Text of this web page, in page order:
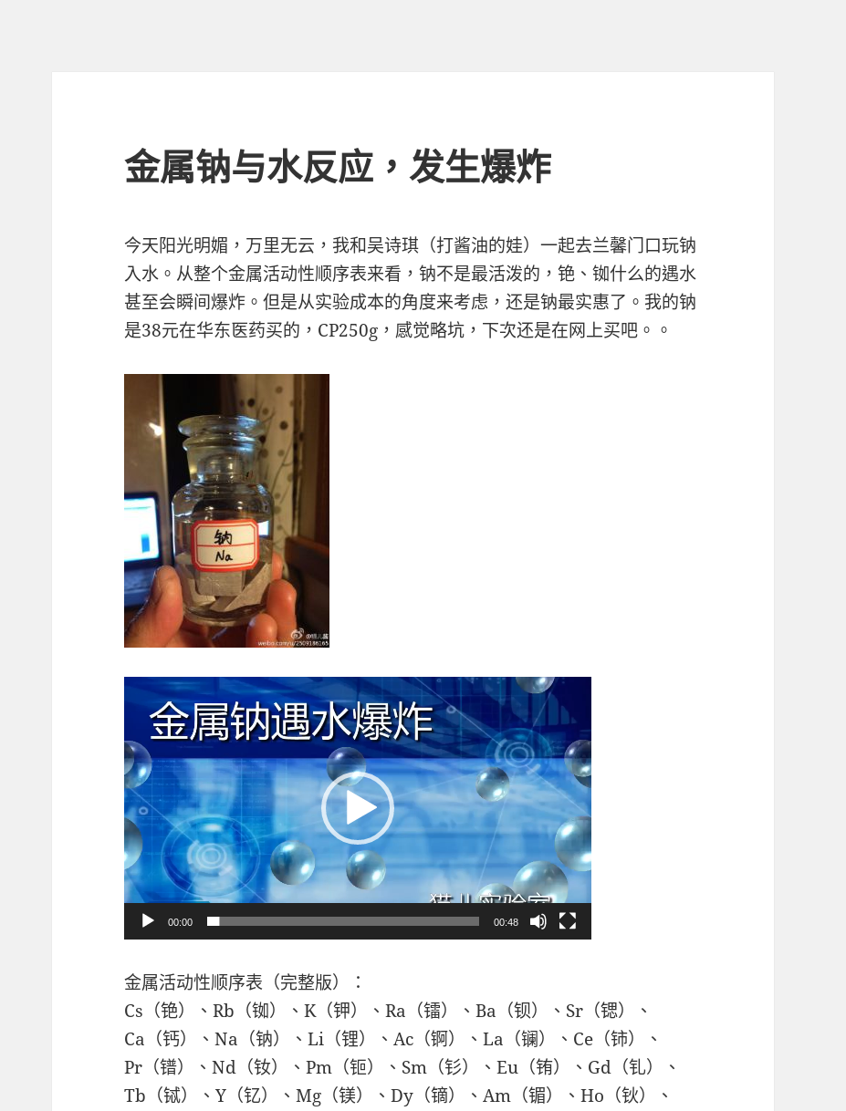
金属钠与水反应，发生爆炸
今天阳光明媚，万里无云，我和吴诗琪（打酱油的娃）一起去兰馨门口玩钠
入水。从整个金属活动性顺序表来看，钠不是最活泼的，铯、铷什么的遇水
甚至会瞬间爆炸。但是从实验成本的角度来考虑，还是钠最实惠了。我的钠
是38元在华东医药买的，CP250g，感觉略坑，下次还是在网上买吧。。
播
放
器
00:00 00:48
金属活动性顺序表（完整版）：
Cs（铯）、Rb（铷）、K（钾）、Ra（镭）、Ba（钡）、Sr（锶）、
Ca（钙）、Na（钠）、Li（锂）、Ac（锕）、La（镧）、Ce（铈）、
Pr（镨）、Nd（钕）、Pm（钷）、Sm（钐）、Eu（铕）、Gd（钆）、
Tb（铽）、Y（钇）、Mg（镁）、Dy（镝）、Am（镅）、Ho（钬）、